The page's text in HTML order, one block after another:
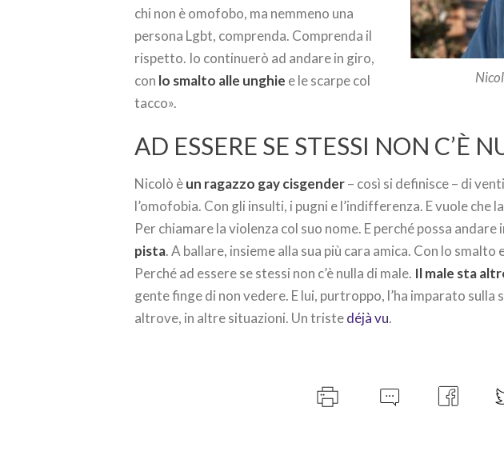
chi non è omofobo, ma nemmeno una
persona Lgbt, comprenda. Comprenda il
rispetto. Io continuerò ad andare in giro,
con lo smalto alle unghie e le scarpe col
tacco».
AD ESSERE SE STESSI NON C’È
Nicolò èun ragazzo gay cisgender– così si definisce – di
l’omofobia. Con gli insulti, i pugni e l’indifferenza. E vuole che
Per chiamare la violenza col suo nome. E perché possa andare
pista. A ballare, insieme alla sua più cara amica. Con lo smalto
Perché ad essere se stessi non c’è nulla di male. Il male sta
gente finge di non vedere. E lui, purtroppo, l’ha imparato sulla
altrove, in altre situazioni. Un tristedéjà vu.